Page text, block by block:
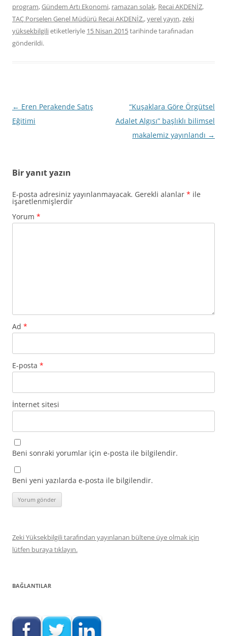
program,Gündem Artı Ekonomi, ramazan solak, Recai AKDENİZ,
TAÇ Porselen Genel Müdürü Recai AKDENİZ.,yerel yayın,zeki
yüksekbilgilietiketleriyle 15 Nisan 2015tarihindetarafınadan
gönderildi.
Yazı
dolaşımı
← Eren Perakende Satış
Eğitimi
“Kuşaklara Göre Örgütsel
Adalet Algısı” başlıklı bilimsel
makalemiz yayınlandı →
Bir yanıt yazın
E-posta adresiniz yayınlanmayacak. Gerekli alanlar * ile
işaretlenmişlerdir
Yorum *
Ad *
E-posta *
İnternet sitesi
Beni sonraki yorumlar için e-posta ile bilgilendir.
Beni yeni yazılarda e-posta ile bilgilendir.
Zeki Yüksekbilgili tarafından yayınlanan bültene üye olmak için
lütfen buraya tıklayın.
BAĞLANTILAR